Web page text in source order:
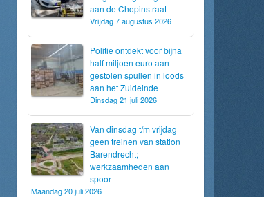
aan de Chopinstraat
Vrijdag 7 augustus 2026
Politie ontdekt voor bijna
half miljoen euro aan
gestolen spullen in loods
aan het Zuideinde
Dinsdag 21 juli 2026
Van dinsdag t/m vrijdag
geen treinen van station
Barendrecht;
werkzaamheden aan
spoor
Maandag 20 juli 2026